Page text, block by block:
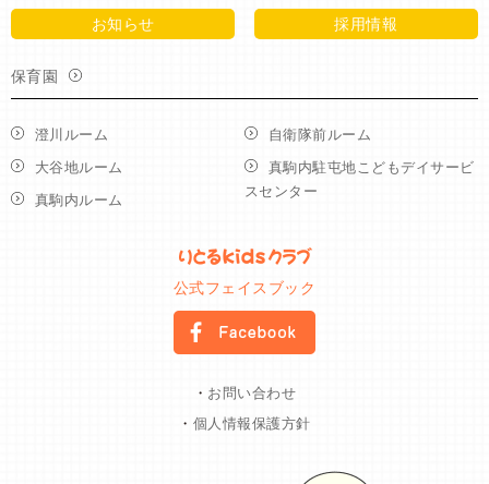
お知らせ 採用情報
保育園
澄川ルーム
大谷地ルーム
真駒内ルーム
自衛隊前ルーム
真駒内駐屯地こどもデイサービ
スセンター
公式フェイスブック
・ お問い合わせ
・ 個人情報保護方針